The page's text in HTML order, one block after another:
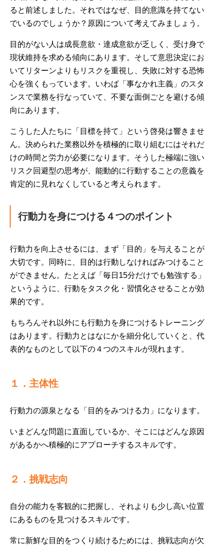
ると前述しました。それではなぜ、目的意識を持てない
でいるのでしょうか？原因について考えてみましょう。
目的がない人は成長意欲・達成意欲が乏しく、受け身で
現状維持を求める傾向にあります。そして意思決定にお
いてリターンよりもリスクを重視し、失敗に対する恐怖
心を強くもっています。いわば「事なかれ主義」のスタ
ンスで業務を行なっていて、不要な面倒ごとを避ける傾
向にあります。
こうした人たちに「目標を持て」という啓発は響きませ
ん。決められた業務以外を積極的に取り組むにはそれだ
けの時間と労力が必要になります。そうした極端に強い
リスク回避型の思考が、能動的に行動することの意義を
肯定的に見れなくしていると考えられます。
行動力を身につける４つのポイント
行動力を向上させるには、まず「目的」を与えることが
大切です。同時に、目的は行動しなければみつけること
ができません。たとえば「毎日15分だけでも勉強する」
というように、行動をタスク化・習慣化させることが効
果的です。
もちろんそれ以外にも行動力を身につけるトレーニング
はあります。行動力とはなにかを細分化していくと、代
表的なものとして以下の４つのスキルが現れます。
１．主体性
行動力の源泉となる「目的をみつける力」になります。
いまどんな問題に直面しているか、そこにはどんな原因
があるかへ積極的にアプローチするスキルです。
２．挑戦志向
自分の能力を客観的に把握し、それよりも少し高い位置
にあるものを見つけるスキルです。
常に新鮮な目的をつくり続けるためには、挑戦志向が欠